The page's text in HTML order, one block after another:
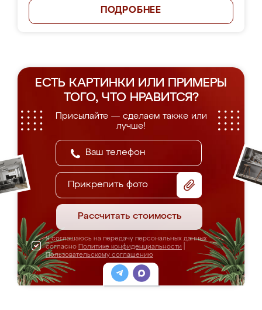
ПОДРОБНЕЕ
ЕСТЬ КАРТИНКИ ИЛИ ПРИМЕРЫ
ТОГО, ЧТО НРАВИТСЯ?
Присылайте — сделаем также или
лучше!
Прикрепить фото
Рассчитать стоимость
Я соглашаюсь на передачу персональных данных
согласно Политике конфиденциальности
Пользовательскому соглашению